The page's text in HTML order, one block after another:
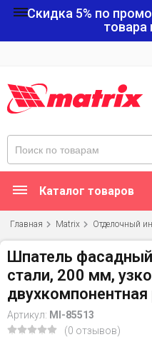
Скидка 5% по
товара
Каталог товаров
Главная Matrix Отделочный
Шпатель
стали, 200 мм,
Артикул: MI-85513
(0 отзывов)